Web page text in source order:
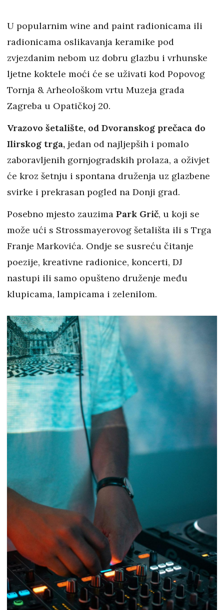
U popularnim wine and paint radionicama ili
radionicama oslikavanja keramike pod
zvjezdanim nebom uz dobru glazbu i vrhunske
ljetne koktele moći će se uživati kod Popovog
Tornja & Arheološkom vrtu Muzeja grada
Zagreba u Opatičkoj 20.
Vrazovo šetalište, od Dvoranskog prečaca do
Ilirskog trga, jedan od najljepših i pomalo
zaboravljenih gornjogradskih prolaza, a oživjet
će kroz šetnju i spontana druženja uz glazbene
svirke i prekrasan pogled na Donji grad.
Posebno mjesto zauzima Park Grič, u koji se
može ući s Strossmayerovog šetališta ili s Trga
Franje Markovića. Ondje se susreću čitanje
poezije, kreativne radionice, koncerti, DJ
nastupi ili samo opušteno druženje među
klupicama, lampicama i zelenilom.